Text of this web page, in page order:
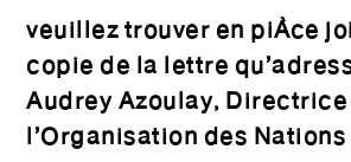
veuillez trouver en pièce
copie de la lettre
Audrey Azoulay,
l’Organisation des